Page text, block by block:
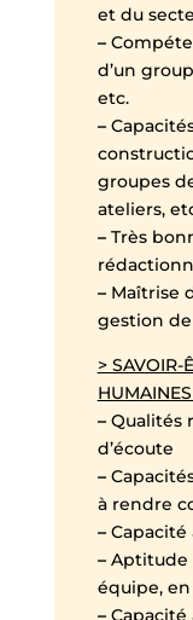
et du
–
d’un
etc.
–
groupes
ateliers,
–Très
–Maîtrise
gestion
> SAVOIR-
–Qualités
d’écoute
–
à rendre
–Capacité
–Aptitude
équipe, en
–Capacité